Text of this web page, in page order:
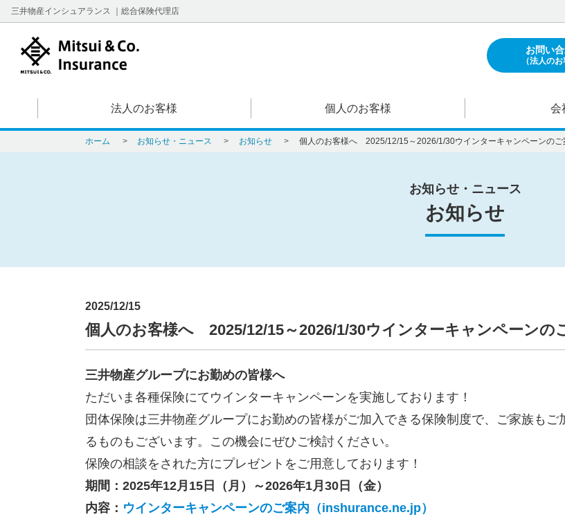
三井物産インシュアランス ｜総合保険代理店
お問い
（法人のお
法人のお客様 個人のお客様 会
ホーム > お知らせ・ニュース > お知らせ > 個人のお客様へ 2025/12/15～2026/1/30ウインターキャンペーンのご
お知らせ・ニュース
お知らせ
2025/12/15
個人のお客様へ 2025/12/15～2026/1/30ウインターキャンペーンの
三井物産グループにお勤めの皆様へ
ただいま各種保険にてウインターキャンペーンを実施しております！
団体保険は三井物産グループにお勤めの皆様がご加入できる保険制度で、ご家族もご
るものもございます。この機会にぜひご検討ください。
保険の相談をされた方にプレゼントをご用意しております！
期間：2025年12月 15 日（月）～2026年1月30 日（金）
内容： ウインターキャンペーンのご案内（inshurance.ne.jp）